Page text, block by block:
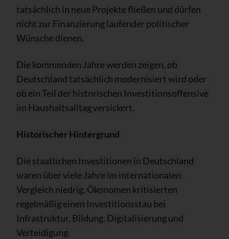
tatsächlich in neue Projekte fließen und dürfen
nicht zur Finanzierung laufender politischer
Wünsche dienen.
Die kommenden Jahre werden zeigen, ob
Deutschland tatsächlich modernisiert wird oder
ob ein Teil der historischen Investitionsoffensive
im Haushaltsalltag versickert.
Historischer Hintergrund
Die staatlichen Investitionen in Deutschland
waren über viele Jahre im internationalen
Vergleich niedrig. Ökonomen kritisierten
regelmäßig einen Investitionsstau bei
Infrastruktur, Bildung, Digitalisierung und
Verteidigung.